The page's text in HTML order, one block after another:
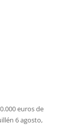
euros de
6 agosto,